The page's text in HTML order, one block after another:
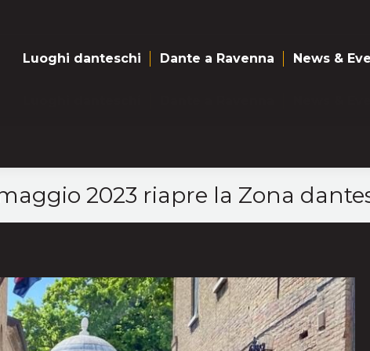
2023 riapre la Zona
Luoghi danteschi Dante a Ravenna News &